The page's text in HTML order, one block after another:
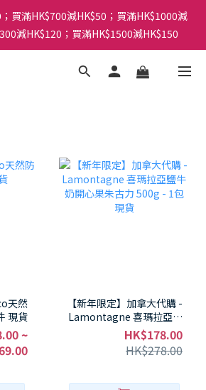
買滿HK$700減HK$50；買滿HK$1000減
減HK$120；買滿HK$1500減HK$150
天然
現貨
~
【新年限定】加拿大代購 -
Lamontagne 喜瑪拉亞鹽
牛奶開心果朱古力 500g -
1包 現貨
HK$178.00
HK$278.00